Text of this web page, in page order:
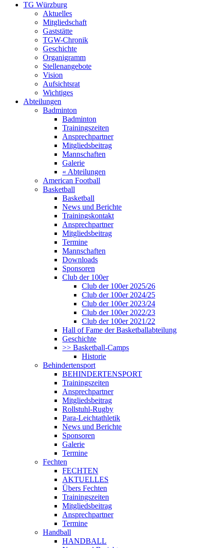
TG Würzburg
Aktuelles
Mitgliedschaft
Gaststätte
TGW-Chronik
Geschichte
Organigramm
Stellenangebote
Vision
Aufsichtsrat
Wichtiges
Abteilungen
Badminton
Badminton
Trainingszeiten
Ansprechpartner
Mitgliedsbeitrag
Mannschaften
Galerie
« Abteilungen
American Football
Basketball
Basketball
News und Berichte
Trainingskontakt
Ansprechpartner
Mitgliedsbeitrag
Termine
Mannschaften
Downloads
Sponsoren
Club der 100er
Club der 100er 2025/26
Club der 100er 2024/25
Club der 100er 2023/24
Club der 100er 2022/23
Club der 100er 2021/22
Hall of Fame der Basketballabteilung
Geschichte
>> Basketball-Camps
Historie
Behindertensport
BEHINDERTENSPORT
Trainingszeiten
Ansprechpartner
Mitgliedsbeitrag
Rollstuhl-Rugby
Para-Leichtathletik
News und Berichte
Sponsoren
Galerie
Termine
Fechten
FECHTEN
AKTUELLES
Übers Fechten
Trainingszeiten
Mitgliedsbeitrag
Ansprechpartner
Termine
Handball
HANDBALL